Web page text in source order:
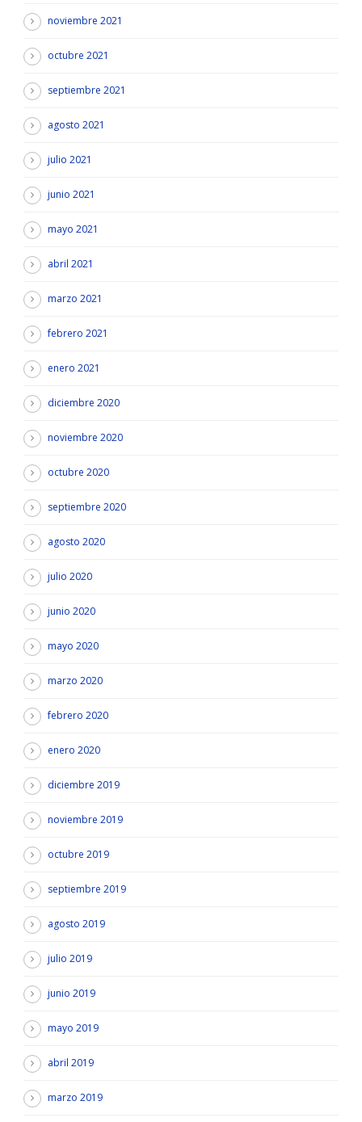
noviembre 2021
octubre 2021
septiembre 2021
agosto 2021
julio 2021
junio 2021
mayo 2021
abril 2021
marzo 2021
febrero 2021
enero 2021
diciembre 2020
noviembre 2020
octubre 2020
septiembre 2020
agosto 2020
julio 2020
junio 2020
mayo 2020
marzo 2020
febrero 2020
enero 2020
diciembre 2019
noviembre 2019
octubre 2019
septiembre 2019
agosto 2019
julio 2019
junio 2019
mayo 2019
abril 2019
marzo 2019